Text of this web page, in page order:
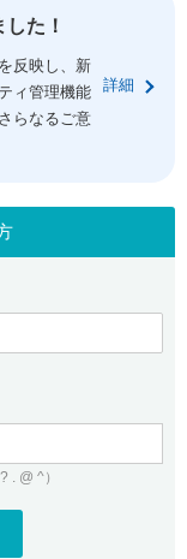
の方
た！
反映し、新
ィ管理機能
らなるご意
詳細
@ ^）